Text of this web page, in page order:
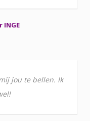
INGE
jou te bellen. Ik